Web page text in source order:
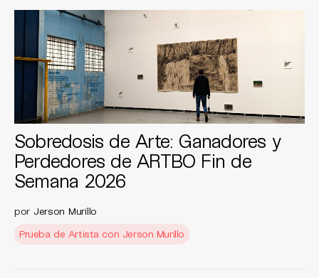
Sobredosis de Arte: Ganadores y
Perdedores de ARTBO Fin de
Semana 2026
por Jerson Murillo
Prueba de Artista con Jerson Murillo